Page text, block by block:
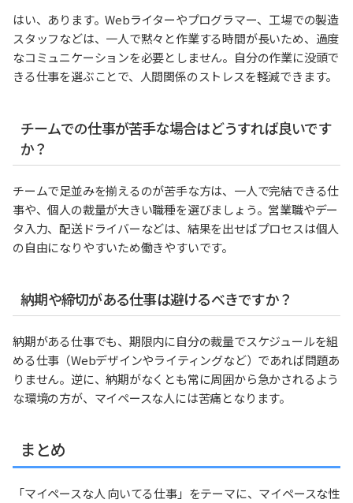
はい、あります。Webライターやプログラマー、工場での製造
スタッフなどは、一人で黙々と作業する時間が長いため、過度
なコミュニケーションを必要としません。自分の作業に没頭で
きる仕事を選ぶことで、人間関係のストレスを軽減できます。
チームでの仕事が苦手な場合はどうすれば良いです
か？
チームで足並みを揃えるのが苦手な方は、一人で完結できる仕
事や、個人の裁量が大きい職種を選びましょう。営業職やデー
タ入力、配送ドライバーなどは、結果を出せばプロセスは個人
の自由になりやすいため働きやすいです。
納期や締切がある仕事は避けるべきですか？
納期がある仕事でも、期限内に自分の裁量でスケジュールを組
める仕事（Webデザインやライティングなど）であれば問題あ
りません。逆に、納期がなくとも常に周囲から急かされるよう
な環境の方が、マイペースな人には苦痛となります。
まとめ
「マイペースな人 向いてる仕事」をテーマに、マイペースな性